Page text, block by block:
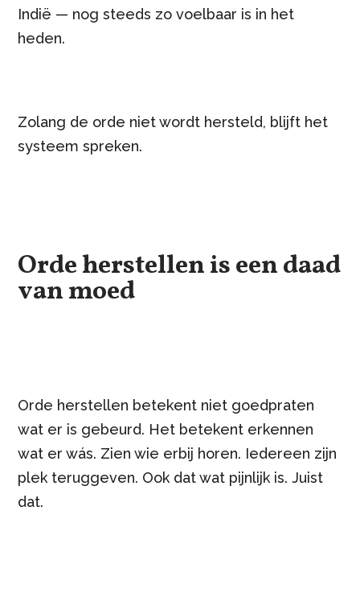
Indië — nog steeds zo voelbaar is in het
heden.
Zolang de orde niet wordt hersteld, blijft het
systeem spreken.
Orde herstellen is een daad
van moed
Orde herstellen betekent niet goedpraten
wat er is gebeurd. Het betekent erkennen
wat er wás. Zien wie erbij horen. Iedereen zijn
plek teruggeven. Ook dat wat pijnlijk is. Juist
dat.